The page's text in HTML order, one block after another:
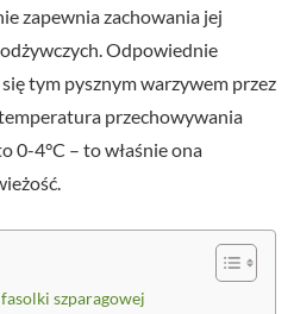
zapewnia zachowania jej
Odpowiednie
tym pysznym warzywem przez
przechowywania
0-4°C – to właśnie ona
szparagowej